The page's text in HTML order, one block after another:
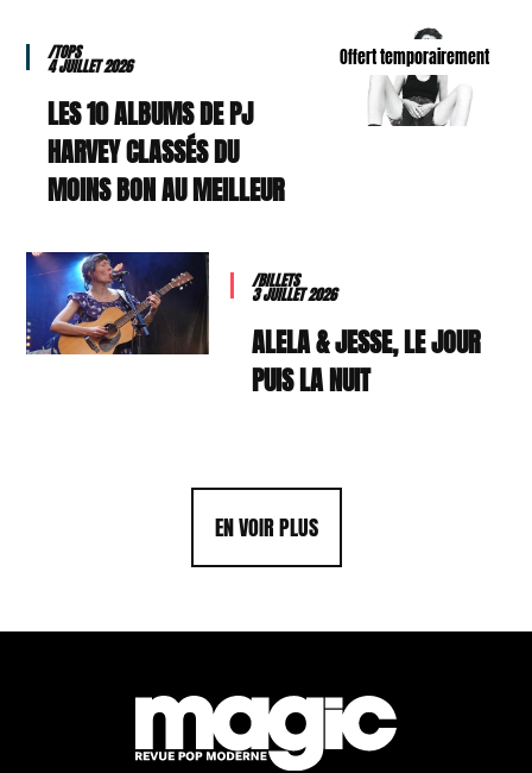
Offert temporairement
/TOPS
4 JUILLET 2026
LES 10 ALBUMS DE PJ
HARVEY CLASSÉS DU
MOINS BON AU MEILLEUR
/BILLETS
3 JUILLET 2026
ALELA & JESSE, LE JOUR
PUIS LA NUIT
EN VOIR PLUS